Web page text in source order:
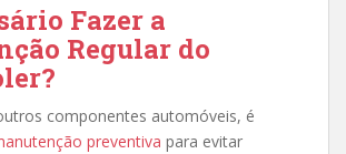
Fazer a
Regular do
componentes automóveis, é
preventiva para evitar